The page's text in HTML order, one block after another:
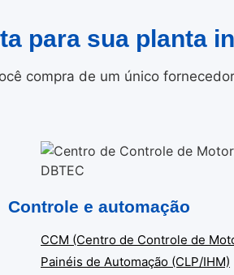
para sua planta
compra de um único
Controle e automação
CCM (Centro de Controle de
Painéis de Automação (CLP/IHM)